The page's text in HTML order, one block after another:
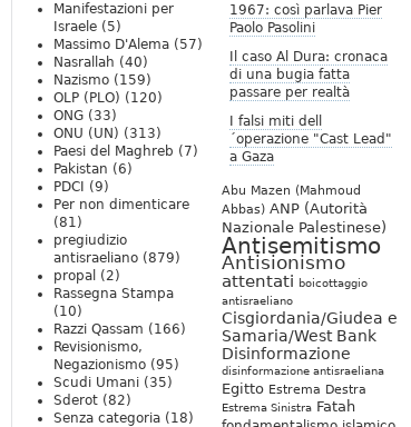
1967: così parlava Pier
Paolo Pasolini
Il caso Al Dura: cronaca
di una bugia fatta
passare per realtà
I falsi miti dell
´operazione "Cast Lead"
a Gaza
Abu Mazen (Mahmoud
Abbas) ANP (Autorità
Nazionale Palestinese)
Antisemitismo
Antisionismo
attentati boicottaggio
antisraeliano
Cisgiordania/Giudea e
Samaria/West Bank
Disinformazione
disinformazione antisraeliana
Egitto Estrema Destra
Estrema Sinistra Fatah
Manifestazioni per
Israele (5)
Massimo D'Alema (57)
Nasrallah (40)
Nazismo (159)
OLP (PLO) (120)
ONG (33)
ONU (UN) (313)
Paesi del Maghreb (7)
Pakistan (6)
PDCI
(9)
Per non dimenticare
(81)
pregiudizio
antisraeliano (879)
propal (2)
Rassegna Stampa
(10)
Razzi Qassam (166)
Revisionismo,
Negazionismo (95)
Scudi Umani (35)
Sderot (82)
Senza categoria (18)